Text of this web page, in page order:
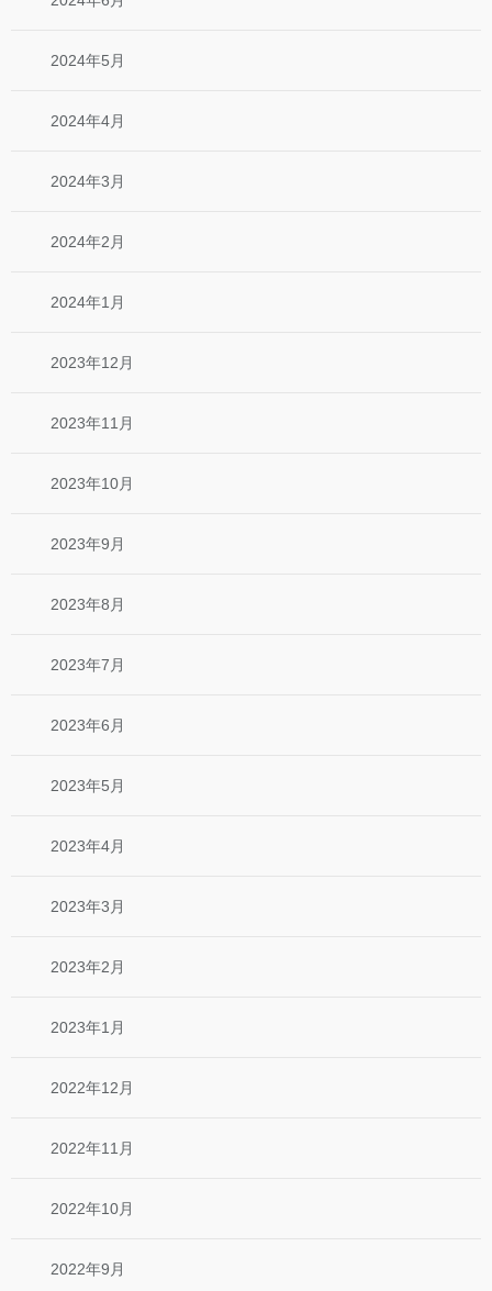
2024年5月
2024年4月
2024年3月
2024年2月
2024年1月
2023年12月
2023年11月
2023年10月
2023年9月
2023年8月
2023年7月
2023年6月
2023年5月
2023年4月
2023年3月
2023年2月
2023年1月
2022年12月
2022年11月
2022年10月
2022年9月